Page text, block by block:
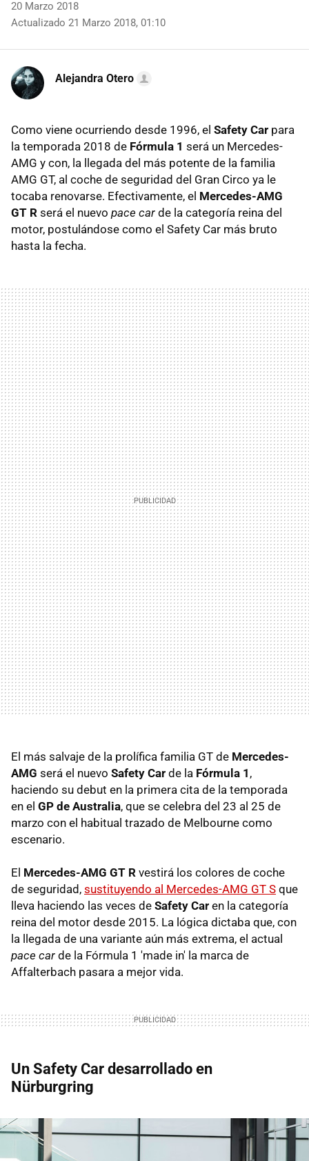
20 Marzo 2018
Actualizado 21 Marzo 2018, 01:10
Alejandra Otero
Como viene ocurriendo desde 1996, el Safety Car para
la temporada 2018 de Fórmula 1 será un Mercedes-
AMG y con, la llegada del más potente de la familia
AMG GT, al coche de seguridad del Gran Circo ya le
tocaba renovarse. Efectivamente, el Mercedes-AMG
GT R será el nuevo pace car de la categoría reina del
motor, postulándose como el Safety Car más bruto
hasta la fecha.
El más salvaje de la prolífica familia GT de Mercedes-
AMG será el nuevo Safety Car de la Fórmula 1 ,
haciendo su debut en la primera cita de la temporada
en el GP de Australia, que se celebra del 23 al 25 de
marzo con el habitual trazado de Melbourne como
escenario.
El Mercedes-AMG GT R vestirá los colores de coche
de seguridad, sustituyendo al Mercedes-AMG GT S que
lleva haciendo las veces de Safety Car en la categoría
reina del motor desde 2015. La lógica dictaba que, con
la llegada de una variante aún más extrema, el actual
pace car de la Fórmula 1 'made in' la marca de
Affalterbach pasara a mejor vida.
Un Safety Car desarrollado en
Nürburgring